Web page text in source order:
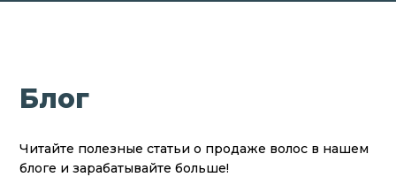
Блог
Читайте полезные статьи о продаже волос в нашем
блоге и зарабатывайте больше!